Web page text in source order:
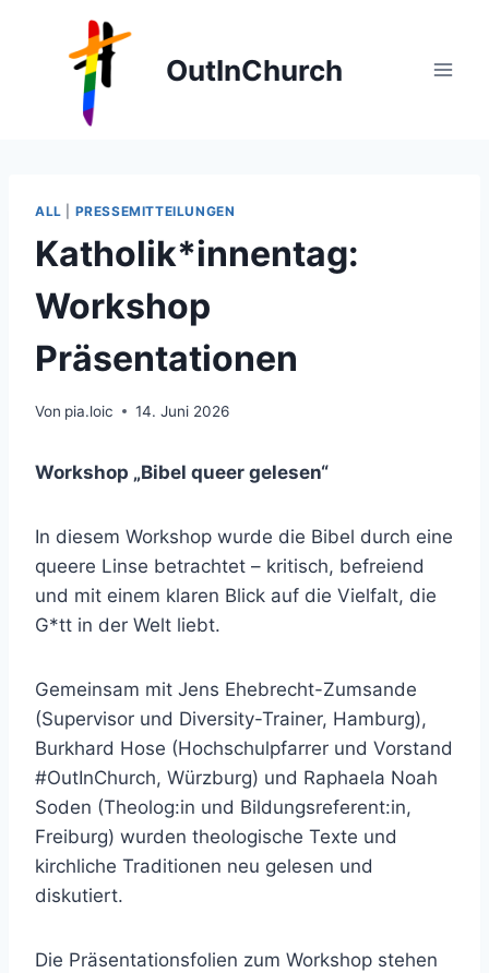
springen
OutInChurch
ALL PRESSEMITTEILUNGEN
Katholik*innentag:
Workshop
Präsentationen
Von pia.loic 14. Juni 2026
Workshop „Bibel queer gelesen“
In diesem Workshop wurde die Bibel durch eine
queere Linse betrachtet – kritisch, befreiend
und mit einem klaren Blick auf die Vielfalt, die
G*tt in der Welt liebt.
Gemeinsam mit Jens Ehebrecht-Zumsande
(Supervisor und Diversity-Trainer, Hamburg),
Burkhard Hose (Hochschulpfarrer und Vorstand
#OutInChurch, Würzburg) und Raphaela Noah
Soden (Theolog:in und Bildungsreferent:in,
Freiburg) wurden theologische Texte und
kirchliche Traditionen neu gelesen und
diskutiert.
Die Präsentationsfolien zum Workshop stehen